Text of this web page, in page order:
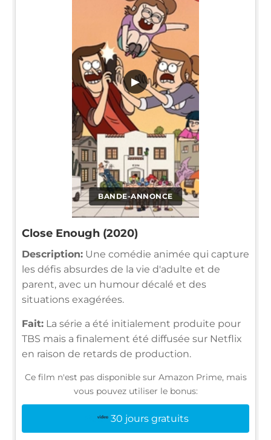
BANDE-ANNONCE
▶
Close Enough (2020)
Description: Une comédie animée qui capture
les défis absurdes de la vie d'adulte et de
parent, avec un humour décalé et des
situations exagérées.
Fait: La série a été initialement produite pour
TBS mais a finalement été diffusée sur Netflix
en raison de retards de production.
Ce film n'est pas disponible sur Amazon Prime, mais
vous pouvez utiliser le bonus:
30 jours gratuits